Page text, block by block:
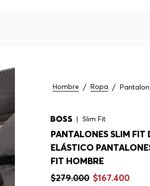
Hombre Ropa
Slim Fit
PANTALONES SLIM FIT
ELÁSTICO
FIT HOMBRE
$279.000 $167.400